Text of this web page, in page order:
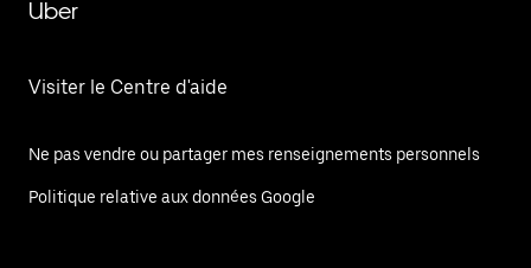
Uber
Visiter le Centre d'aide
Ne pas vendre ou partager mes renseignements personnels
Politique relative aux données Google